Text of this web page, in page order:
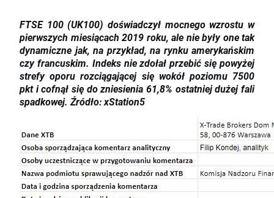
FTSE 100 (UK100) doświadczył mocnego wzrostu w
pierwszych miesiącach 2019 roku, ale nie były one tak
dynamiczne jak, na przykład, na rynku amerykańskim
czy francuskim. Indeks nie zdołał przebić się powyżej
strefy oporu rozciągającej się wokół poziomu 7500
pkt i cofnął się do zniesienia 61,8% ostatniej dużej fali
spadkowej. Źródło: xStation5